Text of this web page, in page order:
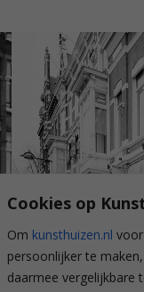
Cookies op
Om kunsthuizen.nl
persoonlijker te
daarmee vergelijkbare